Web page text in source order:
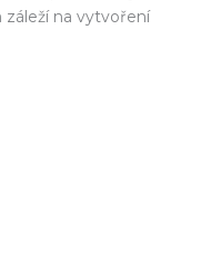
na vytvoření